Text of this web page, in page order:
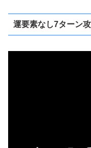
運要素なし7ターン